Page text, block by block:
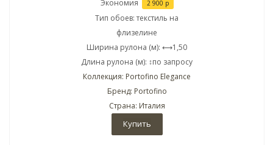
Экономия 2 900 р
Тип обоев: текстиль на
флизелине
Ширина рулона (м): ⟷1,50
Длина рулона (м): ↕по запросу
Коллекция: Portofino Elegance
Бренд: Portofino
Страна: Италия
Купить